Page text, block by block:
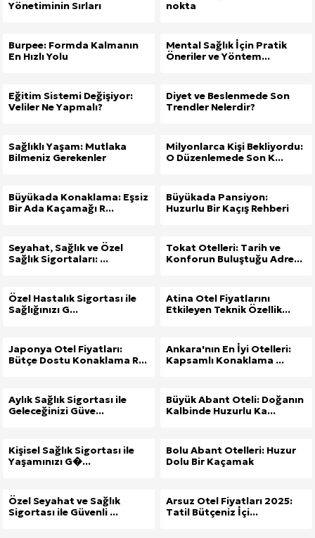
Yönetiminin Sırları
nokta
Burpee: Formda Kalmanın
En Hızlı Yolu
Mental Sağlık İçin Pratik
Öneriler ve Yöntem...
Eğitim Sistemi Değişiyor:
Veliler Ne Yapmalı?
Diyet ve Beslenmede Son
Trendler Nelerdir?
Sağlıklı Yaşam: Mutlaka
Bilmeniz Gerekenler
Milyonlarca Kişi Bekliyordu:
O Düzenlemede Son K...
Büyükada Konaklama: Eşsiz
Bir Ada Kaçamağı R...
Büyükada Pansiyon:
Huzurlu Bir Kaçış Rehberi
Seyahat, Sağlık ve Özel
Sağlık Sigortaları: ...
Tokat Otelleri: Tarih ve
Konforun Buluştuğu Adre...
Özel Hastalık Sigortası ile
Sağlığınızı G...
Atina Otel Fiyatlarını
Etkileyen Teknik Özellik...
Japonya Otel Fiyatları:
Bütçe Dostu Konaklama R...
Ankara'nın En İyi Otelleri:
Kapsamlı Konaklama ...
Aylık Sağlık Sigortası ile
Geleceğinizi Güve...
Büyük Abant Oteli: Doğanın
Kalbinde Huzurlu Ka...
Kişisel Sağlık Sigortası ile
Yaşamınızı G�...
Bolu Abant Otelleri: Huzur
Dolu Bir Kaçamak
Özel Seyahat ve Sağlık
Sigortası ile Güvenli ...
Arsuz Otel Fiyatları 2025:
Tatil Bütçeniz İçi...